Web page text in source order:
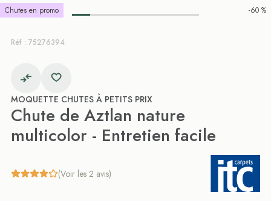
Chutes en promo -60 %
Réf : 75276394
MOQUETTE CHUTES À PETITS PRIX
Chute de Aztlan nature
multicolor - Entretien facile
(Voir les 2 avis)